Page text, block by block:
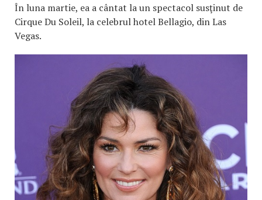
În luna martie, ea a cântat la un spectacol susţinut de
Cirque Du Soleil, la celebrul hotel Bellagio, din Las
Vegas.